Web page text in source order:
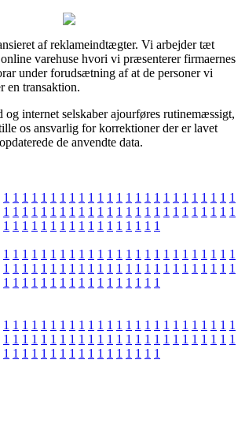
af reklameindtægter. Vi arbejder tæt
varehuse hvori vi præsenterer firmaernes
under forudsætning af at de personer vi
en transaktion.
internet selskaber ajourføres rutinemæssigt,
os ansvarlig for korrektioner der er lavet
de anvendte data.
1 1 1 1 1 1 1 1 1 1 1 1 1 1 1 1 1 1 1 1 1 1 1 1 1
1 1 1 1 1 1 1 1 1 1 1 1 1 1 1 1 1 1 1 1 1 1 1 1 1
1 1 1 1 1 1 1 1 1 1 1 1 1 1 1 1 1
1 1 1 1 1 1 1 1 1 1 1 1 1 1 1 1 1 1 1 1 1 1 1 1 1
1 1 1 1 1 1 1 1 1 1 1 1 1 1 1 1 1 1 1 1 1 1 1 1 1
1 1 1 1 1 1 1 1 1 1 1 1 1 1 1 1 1
1 1 1 1 1 1 1 1 1 1 1 1 1 1 1 1 1 1 1 1 1 1 1 1 1
1 1 1 1 1 1 1 1 1 1 1 1 1 1 1 1 1 1 1 1 1 1 1 1 1
1 1 1 1 1 1 1 1 1 1 1 1 1 1 1 1 1